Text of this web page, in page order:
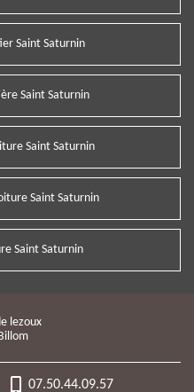
Saint Saturnin
Saint Saturnin
Saint Saturnin
Saint Saturnin
Saint Saturnin
lezoux
07.50.44.09.57